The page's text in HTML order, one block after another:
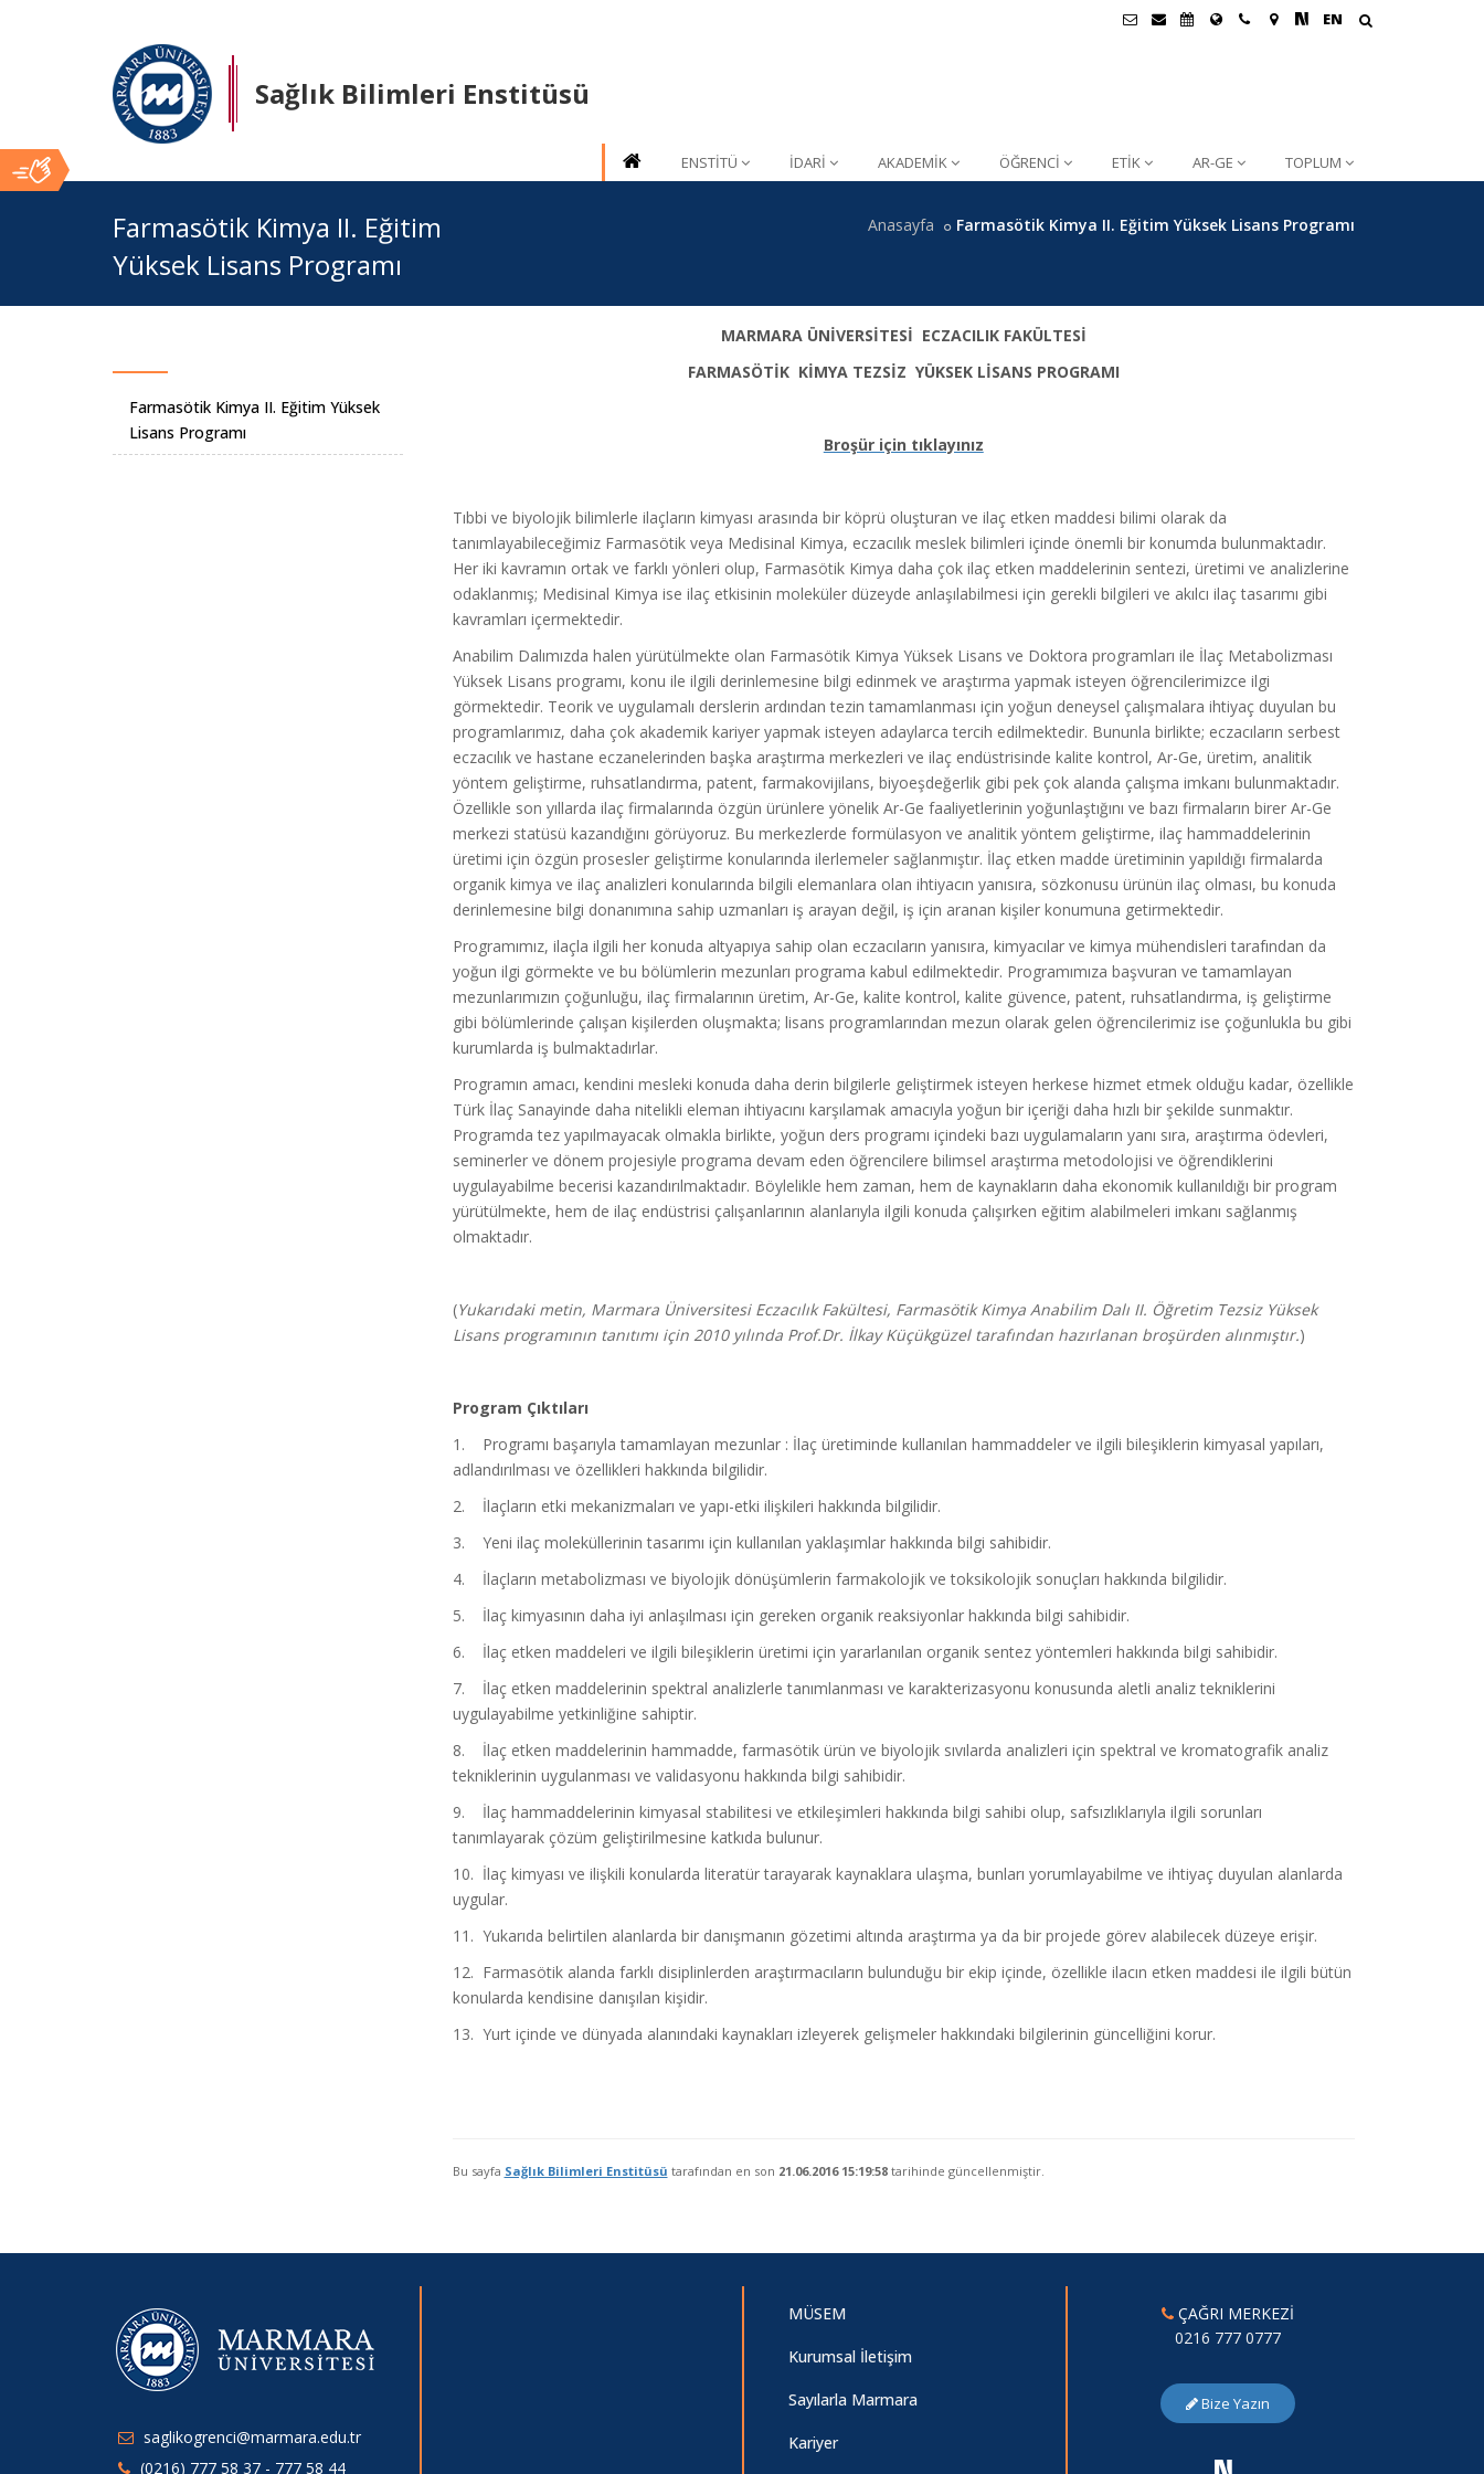
EN
Sağlık Bilimleri Enstitüsü
ENSTİTÜ İDARİ AKADEMİK ÖĞRENCİ ETİK AR-GE TOPLUM
İçerik
Farmasötik Kimya II. Eğitim
Yüksek Lisans Programı
Anasayfa Farmasötik Kimya II. Eğitim Yüksek Lisans Programı
MARMARA ÜNİVERSİTESİ ECZACILIK FAKÜLTESİ
FARMASÖTİK KİMYA TEZSİZ YÜKSEK LİSANS PROGRAMI
Broşür için tıklayınız
Tıbbi ve biyolojik bilimlerle ilaçların kimyası arasında bir köprü oluşturan ve ilaç etken maddesi bilimi olarak da
tanımlayabileceğimiz Farmasötik veya Medisinal Kimya, eczacılık meslek bilimleri içinde önemli bir konumda bulunmaktadır.
Her iki kavramın ortak ve farklı yönleri olup, Farmasötik Kimya daha çok ilaç etken maddelerinin sentezi, üretimi ve analizlerine
odaklanmış; Medisinal Kimya ise ilaç etkisinin moleküler düzeyde anlaşılabilmesi için gerekli bilgileri ve akılcı ilaç tasarımı gibi
kavramları içermektedir.
Anabilim Dalımızda halen yürütülmekte olan Farmasötik Kimya Yüksek Lisans ve Doktora programları ile İlaç Metabolizması
Yüksek Lisans programı, konu ile ilgili derinlemesine bilgi edinmek ve araştırma yapmak isteyen öğrencilerimizce ilgi
görmektedir. Teorik ve uygulamalı derslerin ardından tezin tamamlanması için yoğun deneysel çalışmalara ihtiyaç duyulan bu
programlarımız, daha çok akademik kariyer yapmak isteyen adaylarca tercih edilmektedir. Bununla birlikte; eczacıların serbest
eczacılık ve hastane eczanelerinden başka araştırma merkezleri ve ilaç endüstrisinde kalite kontrol, Ar-Ge, üretim, analitik
yöntem geliştirme, ruhsatlandırma, patent, farmakovijilans, biyoeşdeğerlik gibi pek çok alanda çalışma imkanı bulunmaktadır.
Özellikle son yıllarda ilaç firmalarında özgün ürünlere yönelik Ar-Ge faaliyetlerinin yoğunlaştığını ve bazı firmaların birer Ar-Ge
merkezi statüsü kazandığını görüyoruz. Bu merkezlerde formülasyon ve analitik yöntem geliştirme, ilaç hammaddelerinin
üretimi için özgün prosesler geliştirme konularında ilerlemeler sağlanmıştır. İlaç etken madde üretiminin yapıldığı firmalarda
organik kimya ve ilaç analizleri konularında bilgili elemanlara olan ihtiyacın yanısıra, sözkonusu ürünün ilaç olması, bu konuda
derinlemesine bilgi donanımına sahip uzmanları iş arayan değil, iş için aranan kişiler konumuna getirmektedir.
Programımız, ilaçla ilgili her konuda altyapıya sahip olan eczacıların yanısıra, kimyacılar ve kimya mühendisleri tarafından da
yoğun ilgi görmekte ve bu bölümlerin mezunları programa kabul edilmektedir. Programımıza başvuran ve tamamlayan
mezunlarımızın çoğunluğu, ilaç firmalarının üretim, Ar-Ge, kalite kontrol, kalite güvence, patent, ruhsatlandırma, iş geliştirme
gibi bölümlerinde çalışan kişilerden oluşmakta; lisans programlarından mezun olarak gelen öğrencilerimiz ise çoğunlukla bu gibi
kurumlarda iş bulmaktadırlar.
Programın amacı, kendini mesleki konuda daha derin bilgilerle geliştirmek isteyen herkese hizmet etmek olduğu kadar, özellikle
Türk İlaç Sanayinde daha nitelikli eleman ihtiyacını karşılamak amacıyla yoğun bir içeriği daha hızlı bir şekilde sunmaktır.
Programda tez yapılmayacak olmakla birlikte, yoğun ders programı içindeki bazı uygulamaların yanı sıra, araştırma ödevleri,
seminerler ve dönem projesiyle programa devam eden öğrencilere bilimsel araştırma metodolojisi ve öğrendiklerini
uygulayabilme becerisi kazandırılmaktadır. Böylelikle hem zaman, hem de kaynakların daha ekonomik kullanıldığı bir program
yürütülmekte, hem de ilaç endüstrisi çalışanlarının alanlarıyla ilgili konuda çalışırken eğitim alabilmeleri imkanı sağlanmış
olmaktadır.
(Yukarıdaki metin, Marmara Üniversitesi Eczacılık Fakültesi, Farmasötik Kimya Anabilim Dalı II. Öğretim Tezsiz Yüksek
Lisans programının tanıtımı için 2010 yılında Prof.Dr. İlkay Küçükgüzel tarafından hazırlanan broşürden alınmıştır.)
Program Çıktıları
1. Programı başarıyla tamamlayan mezunlar : İlaç üretiminde kullanılan hammaddeler ve ilgili bileşiklerin kimyasal yapıları,
adlandırılması ve özellikleri hakkında bilgilidir.
2. İlaçların etki mekanizmaları ve yapı-etki ilişkileri hakkında bilgilidir.
3. Yeni ilaç moleküllerinin tasarımı için kullanılan yaklaşımlar hakkında bilgi sahibidir.
4. İlaçların metabolizması ve biyolojik dönüşümlerin farmakolojik ve toksikolojik sonuçları hakkında bilgilidir.
5. İlaç kimyasının daha iyi anlaşılması için gereken organik reaksiyonlar hakkında bilgi sahibidir.
6. İlaç etken maddeleri ve ilgili bileşiklerin üretimi için yararlanılan organik sentez yöntemleri hakkında bilgi sahibidir.
7. İlaç etken maddelerinin spektral analizlerle tanımlanması ve karakterizasyonu konusunda aletli analiz tekniklerini
uygulayabilme yetkinliğine sahiptir.
8. İlaç etken maddelerinin hammadde, farmasötik ürün ve biyolojik sıvılarda analizleri için spektral ve kromatografik analiz
tekniklerinin uygulanması ve validasyonu hakkında bilgi sahibidir.
9. İlaç hammaddelerinin kimyasal stabilitesi ve etkileşimleri hakkında bilgi sahibi olup, safsızlıklarıyla ilgili sorunları
tanımlayarak çözüm geliştirilmesine katkıda bulunur.
10. İlaç kimyası ve ilişkili konularda literatür tarayarak kaynaklara ulaşma, bunları yorumlayabilme ve ihtiyaç duyulan alanlarda
uygular.
11. Yukarıda belirtilen alanlarda bir danışmanın gözetimi altında araştırma ya da bir projede görev alabilecek düzeye erişir.
12. Farmasötik alanda farklı disiplinlerden araştırmacıların bulunduğu bir ekip içinde, özellikle ilacın etken maddesi ile ilgili bütün
konularda kendisine danışılan kişidir.
13. Yurt içinde ve dünyada alanındaki kaynakları izleyerek gelişmeler hakkındaki bilgilerinin güncelliğini korur.
Bu sayfa Sağlık Bilimleri Enstitüsü tarafından en son 21.06.2016 15:19:58tarihinde güncellenmiştir.
Farmasötik Kimya II. Eğitim Yüksek
Lisans Programı
saglikogrenci@marmara.edu.tr
(0216) 777 58 37 - 777 58 44
MÜSEM
Kurumsal İletişim
Sayılarla Marmara
Kariyer
ÇAĞRI MERKEZİ
0216 777 0777
Bize Yazın